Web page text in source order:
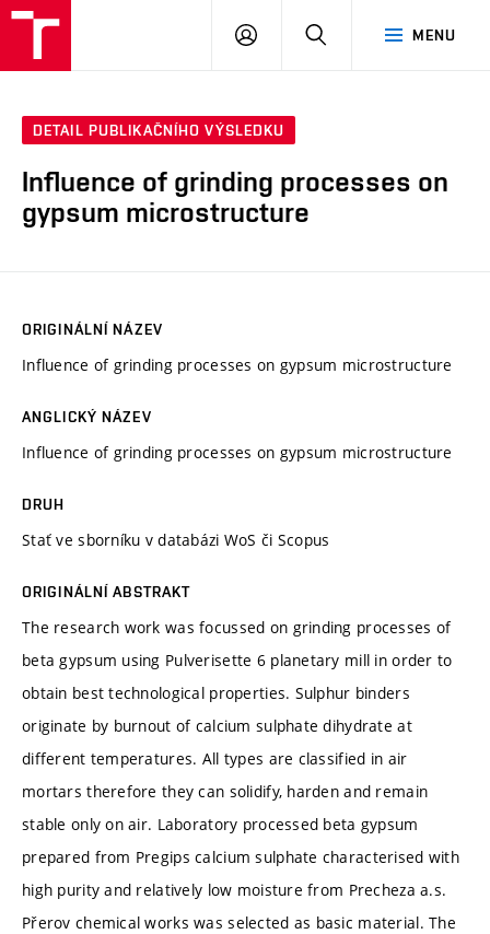
MENU
PŘIHLÁSIT
DETAIL PUBLIKAČNÍHO VÝSLEDKU
Influence of grinding processes on
gypsum microstructure
ORIGINÁLNÍ NÁZEV
Influence of grinding processes on gypsum microstructure
ANGLICKÝ NÁZEV
Influence of grinding processes on gypsum microstructure
DRUH
Stať ve sborníku v databázi WoS či Scopus
ORIGINÁLNÍ ABSTRAKT
The research work was focussed on grinding processes of
beta gypsum using Pulverisette 6 planetary mill in order to
obtain best technological properties. Sulphur binders
originate by burnout of calcium sulphate dihydrate at
different temperatures. All types are classified in air
mortars therefore they can solidify, harden and remain
stable only on air. Laboratory processed beta gypsum
prepared from Pregips calcium sulphate characterised with
high purity and relatively low moisture from Precheza a.s.
Přerov chemical works was selected as basic material. The